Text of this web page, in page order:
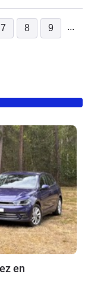
7 8 9 ...
en